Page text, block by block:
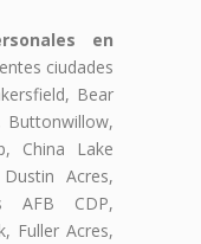
en
ciudades
Bear
Buttonwillow,
China Lake
Acres,
AFB CDP,
Fuller Acres,